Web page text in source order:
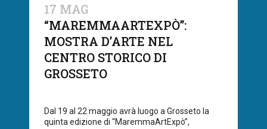
17 MAG
“MAREMMAARTEXPÒ”:
MOSTRA D’ARTE NEL
CENTRO STORICO DI
GROSSETO
Dal 19 al 22 maggio avrà luogo a Grosseto la
quinta edizione di “MaremmaArtExpò”,